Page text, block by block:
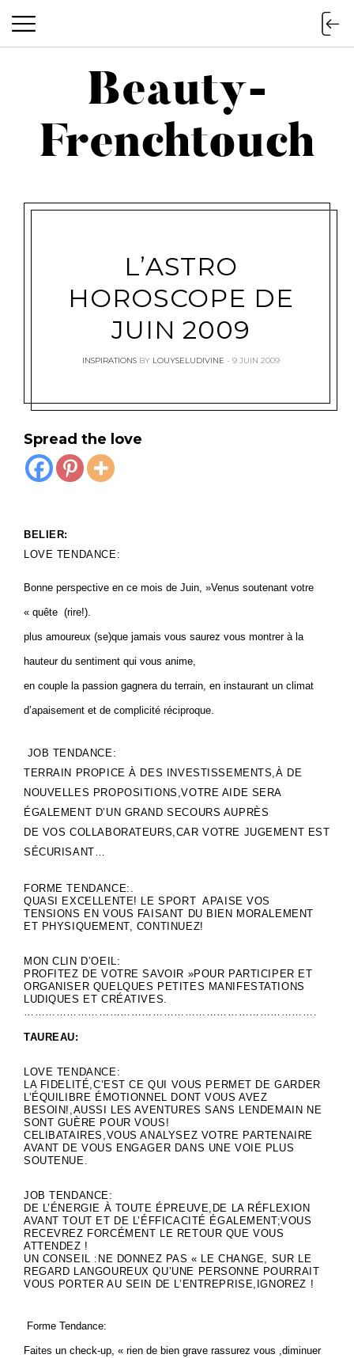
Beauty-Frenchtouch
Beauty-
Frenchtouch
L’ASTRO
HOROSCOPE DE
JUIN 2009
INSPIRATIONS BY LOUYSELUDIVINE 9 JUIN 2009
Spread the love
BELIER:
LOVE TENDANCE:
Bonne perspective en ce mois de Juin, »Venus soutenant votre
« quête (rire!).
plus amoureux (se)que jamais vous saurez vous montrer à la
hauteur du sentiment qui vous anime,
en couple la passion gagnera du terrain, en instaurant un climat
d’apaisement et de complicité réciproque.
JOB TENDANCE:
TERRAIN PROPICE À DES INVESTISSEMENTS,À DE
NOUVELLES PROPOSITIONS,VOTRE AIDE SERA
ÉGALEMENT D’UN GRAND SECOURS AUPRÈS
DE VOS COLLABORATEURS,CAR VOTRE JUGEMENT EST
SÉCURISANT…
FORME TENDANCE:.
QUASI EXCELLENTE! LE SPORT APAISE VOS
TENSIONS EN VOUS FAISANT DU BIEN MORALEMENT
ET PHYSIQUEMENT, CONTINUEZ!
MON CLIN D’OEIL:
PROFITEZ DE VOTRE SAVOIR »POUR PARTICIPER ET
ORGANISER QUELQUES PETITES MANIFESTATIONS
LUDIQUES ET CRÉATIVES.
……………………………………………………………………….
TAUREAU:
LOVE TENDANCE:
LA FIDELITÉ,C’EST CE QUI VOUS PERMET DE GARDER
L’ÉQUILIBRE ÉMOTIONNEL DONT VOUS AVEZ
BESOIN!,AUSSI LES AVENTURES SANS LENDEMAIN NE
SONT GUÈRE POUR VOUS!
CELIBATAIRES,VOUS ANALYSEZ VOTRE PARTENAIRE
AVANT DE VOUS ENGAGER DANS UNE VOIE PLUS
SOUTENUE.
JOB TENDANCE:
DE L’ÉNERGIE À TOUTE ÉPREUVE,DE LA RÉFLEXION
AVANT TOUT ET DE L’ÉFFICACITÉ ÉGALEMENT;VOUS
RECEVREZ FORCÉMENT LE RETOUR QUE VOUS
ATTENDEZ !
UN CONSEIL :NE DONNEZ PAS « LE CHANGE, SUR LE
REGARD LANGOUREUX QU’UNE PERSONNE POURRAIT
VOUS PORTER AU SEIN DE L’ENTREPRISE,IGNOREZ !
Forme Tendance:
Faites un check-up, « rien de bien grave rassurez vous ,diminuer